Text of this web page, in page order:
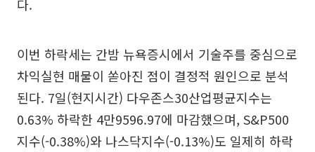
다.
이번 하락세는 간밤 뉴욕증시에서 기술주를 중심으로
차익실현 매물이 쏟아진 점이 결정적 원인으로 분석
된다. 7일(현지시간) 다우존스30산업평균지수는
0.63% 하락한 4만9596.97에 마감했으며, S&P500
지수(-0.38%)와 나스닥지수(-0.13%)도 일제히 하락